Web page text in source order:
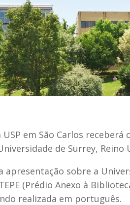
em São Carlos receberá
de Surrey, Reino
sobre a
(Prédio Anexo à
realizada em português.